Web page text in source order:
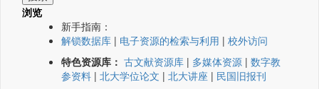
浏览
新手指南：
解锁数据库 | 电子资源的检索与利用 | 校外访问
特色资源库： 古文献资源库 | 多媒体资源 | 数字教
参资料 | 北大学位论文 | 北大讲座 | 民国旧报刊